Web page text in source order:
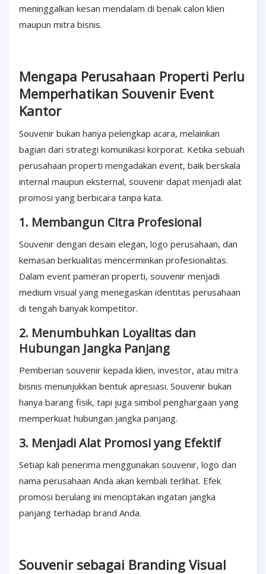
meninggalkan kesan mendalam di benak calon klien
maupun mitra bisnis.
Mengapa Perusahaan Properti Perlu
Memperhatikan Souvenir Event
Kantor
Souvenir bukan hanya pelengkap acara, melainkan
bagian dari strategi komunikasi korporat. Ketika sebuah
perusahaan properti mengadakan event, baik berskala
internal maupun eksternal, souvenir dapat menjadi alat
promosi yang berbicara tanpa kata.
1. Membangun Citra Profesional
Souvenir dengan desain elegan, logo perusahaan, dan
kemasan berkualitas mencerminkan profesionalitas.
Dalam event pameran properti, souvenir menjadi
medium visual yang menegaskan identitas perusahaan
di tengah banyak kompetitor.
2. Menumbuhkan Loyalitas dan
Hubungan Jangka Panjang
Pemberian souvenir kepada klien, investor, atau mitra
bisnis menunjukkan bentuk apresiasi. Souvenir bukan
hanya barang fisik, tapi juga simbol penghargaan yang
memperkuat hubungan jangka panjang.
3. Menjadi Alat Promosi yang Efektif
Setiap kali penerima menggunakan souvenir, logo dan
nama perusahaan Anda akan kembali terlihat. Efek
promosi berulang ini menciptakan ingatan jangka
panjang terhadap brand Anda.
Souvenir sebagai Branding Visual